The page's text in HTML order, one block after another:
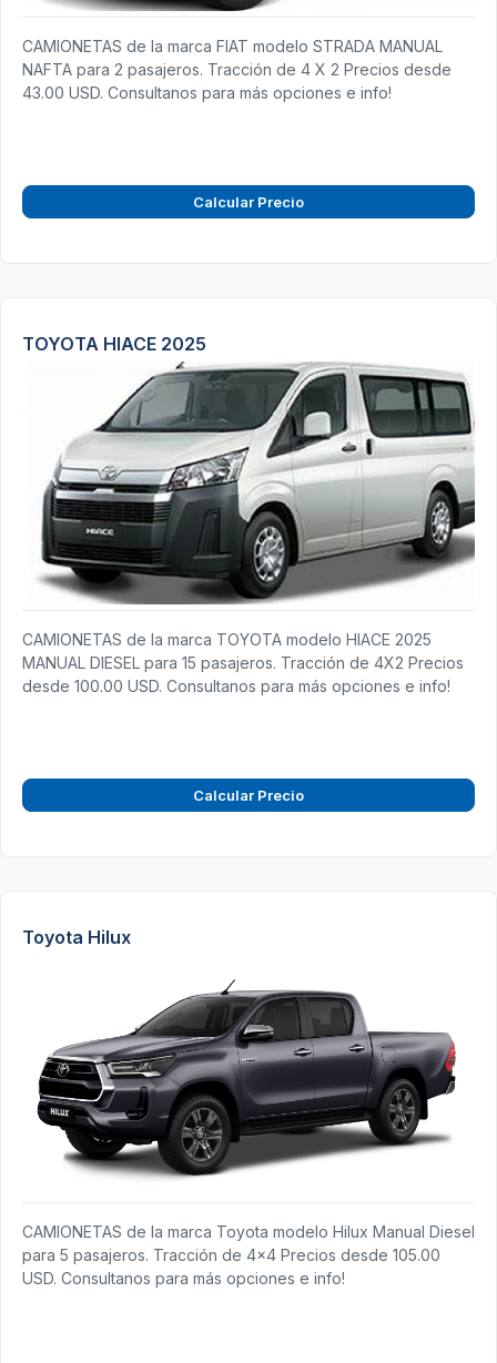
CAMIONETAS de la marca FIAT modelo STRADA MANUAL
NAFTA para 2 pasajeros. Tracción de 4 X 2 Precios desde
43.00 USD. Consultanos para más opciones e info!
Calcular Precio
TOYOTA HIACE 2025
CAMIONETAS de la marca TOYOTA modelo HIACE 2025
MANUAL DIESEL para 15 pasajeros. Tracción de 4X2 Precios
desde 100.00 USD. Consultanos para más opciones e info!
Calcular Precio
Toyota Hilux
CAMIONETAS de la marca Toyota modelo Hilux Manual Diesel
para 5 pasajeros. Tracción de 4x4 Precios desde 105.00
USD. Consultanos para más opciones e info!